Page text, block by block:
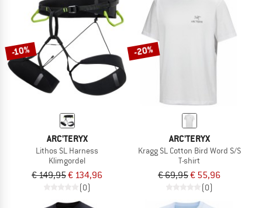
-10%
ARC'TERYX
Lithos SL Harness
Klimgordel
€ 149,95€ 134,96
(0)
-20%
ARC'TERYX
Kragg SL Cotton Bird Word S/S
T-shirt
€ 69,95€ 55,96
(0)